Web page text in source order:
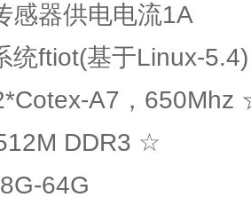
器供电电流1A
ftiot(基于Linux-
A7，650Mhz
DDR3 ☆
64G